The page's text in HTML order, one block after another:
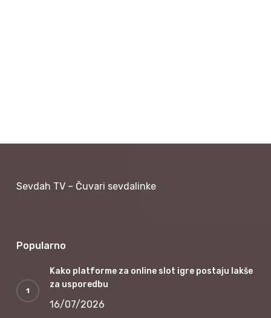
Sevdah TV – Čuvari sevdalinke
Popularno
Kako platforme za online slot igre postaju lakše
za usporedbu
16/07/2026